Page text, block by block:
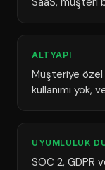
ALTYAPI
Müşteriye özel
kullanımı yok,
UYUMLULUK
SOC 2, GDPR